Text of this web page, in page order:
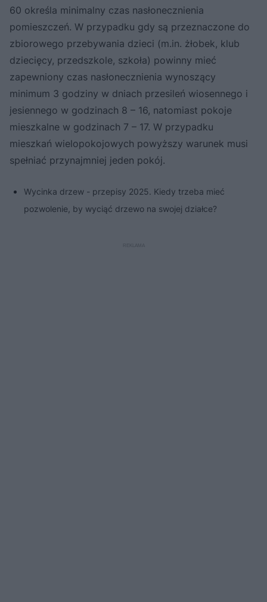
60 określa minimalny czas nasłonecznienia
pomieszczeń. W przypadku gdy są przeznaczone do
zbiorowego przebywania dzieci (m.in. żłobek, klub
dziecięcy, przedszkole, szkoła) powinny mieć
zapewniony czas nasłonecznienia wynoszący
minimum 3 godziny w dniach przesileń wiosennego i
jesiennego w godzinach 8 – 16, natomiast pokoje
mieszkalne w godzinach 7 – 17. W przypadku
mieszkań wielopokojowych powyższy warunek musi
spełniać przynajmniej jeden pokój.
Wycinka drzew - przepisy 2025. Kiedy trzeba mieć
pozwolenie, by wyciąć drzewo na swojej działce?